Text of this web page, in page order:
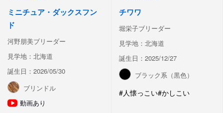
ミニチュア・ダックスフン
ド
河野朋美ブリーダー
見学地：北海道
誕生日：2026/05/30
ブリンドル
動画あり
チワワ
堀栄子ブリーダー
見学地：北海道
誕生日：2025/12/27
ブラック系（黒色）
#人懐っこい#かしこい